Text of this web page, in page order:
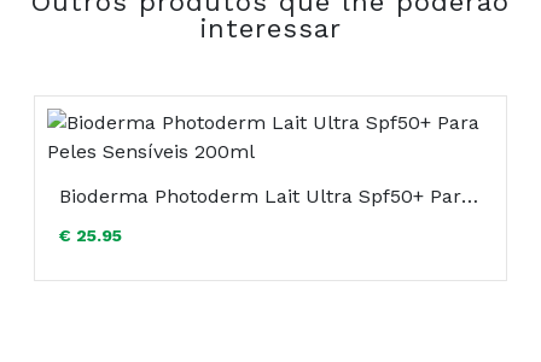
DIMETHICONE. HYDROXYETHYL
ACRYLATE/SODIUM ACRYLOYLDIMETHYL
SPROUT OIL. BENZOIC ACID. C12-20 ALKYL
GLUCOSIDE. C20-22 ALCOHOLS. C20-22 ALKYL
PHOSPHATE. CAPRYLYL GLYCOL. FRAGRANCE
(PARFUM). POLYSORBATE 60. SODIUM
HYALURONATE. SODIUM HYDROXIDE. SORBITAN
ISOSTEARATE. SQUALANE. TOCOPHERYL
interessar
Bioderma Photoderm Lait Ultra Spf50+ Para Peles Sensíveis 200ml
€ 25.95